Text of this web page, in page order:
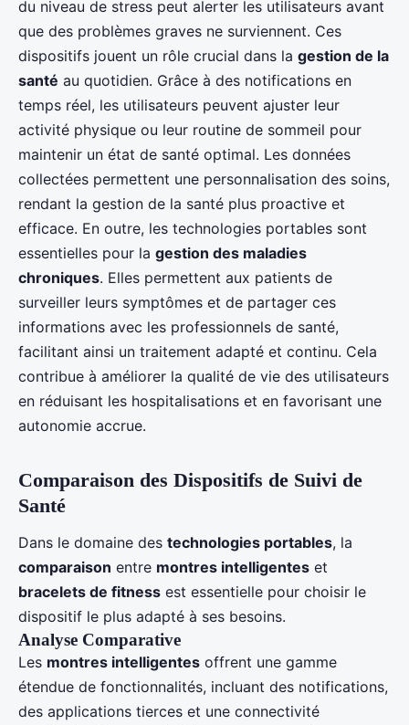
du niveau de stress peut alerter les utilisateurs avant
que des problèmes graves ne surviennent. Ces
dispositifs jouent un rôle crucial dans la gestion de la
santé au quotidien. Grâce à des notifications en
temps réel, les utilisateurs peuvent ajuster leur
activité physique ou leur routine de sommeil pour
maintenir un état de santé optimal. Les données
collectées permettent une personnalisation des soins,
rendant la gestion de la santé plus proactive et
efficace. En outre, les technologies portables sont
essentielles pour la gestion des maladies
chroniques. Elles permettent aux patients de
surveiller leurs symptômes et de partager ces
informations avec les professionnels de santé,
facilitant ainsi un traitement adapté et continu. Cela
contribue à améliorer la qualité de vie des utilisateurs
en réduisant les hospitalisations et en favorisant une
autonomie accrue.
Comparaison des Dispositifs de Suivi de
Santé
Dans le domaine des technologies portables, la
comparaison entre montres intelligentes et
bracelets de fitness est essentielle pour choisir le
dispositif le plus adapté à ses besoins.
Analyse Comparative
Les montres intelligentes offrent une gamme
étendue de fonctionnalités, incluant des notifications,
des applications tierces et une connectivité